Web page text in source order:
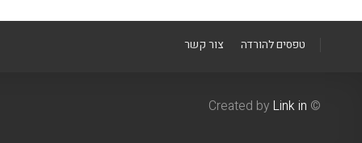
טפסים להורדה צור קשר
© Created by
Link in